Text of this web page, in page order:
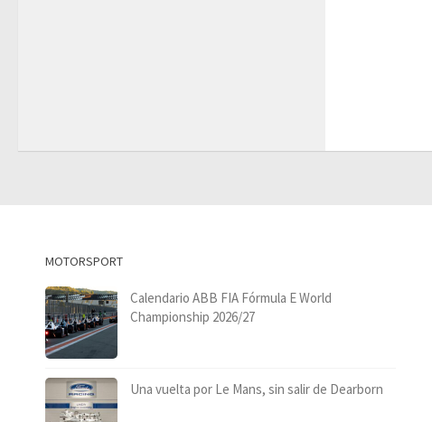
MOTORSPORT
Calendario ABB FIA Fórmula E World
Championship 2026/27
Una vuelta por Le Mans, sin salir de Dearborn